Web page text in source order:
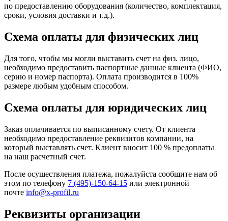
по предоставлению оборудования (количество, комплектация,
сроки, условия доставки и т.д.).
Схема оплаты для физических лиц
Для того, чтобы мы могли выставить счет на физ. лицо,
необходимо предоставить паспортные данные клиента (ФИО,
серию и номер паспорта). Оплата производится в 100%
размере любым удобным способом.
Схема оплаты для юридических лиц
Заказ оплачивается по выписанному счету. От клиента
необходимо предоставление реквизитов компании, на
который выставлять счет. Клиент вносит 100 % предоплаты
на наш расчетный счет.
После осуществления платежа, пожалуйста сообщите нам об
этом по телефону 7 (495)-150-64-15 или электронной
почте info@x-profil.ru
Реквизиты организации